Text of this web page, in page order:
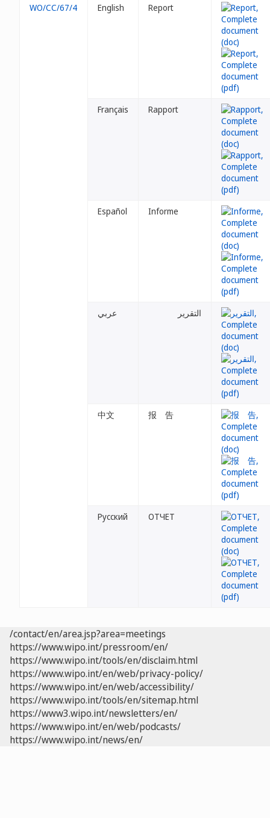
WO/CC/67/4 English Report
Français Rapport
Español Informe
عربي التقرير
中文 报 告
Русский ОТЧЕТ
/contact/en/area.jsp?area=meetings
https://www.wipo.int/pressroom/en/
https://www.wipo.int/tools/en/disclaim.html
https://www.wipo.int/en/web/privacy-policy/
https://www.wipo.int/en/web/accessibility/
https://www.wipo.int/tools/en/sitemap.html
https://www3.wipo.int/newsletters/en/
https://www.wipo.int/en/web/podcasts/
https://www.wipo.int/news/en/